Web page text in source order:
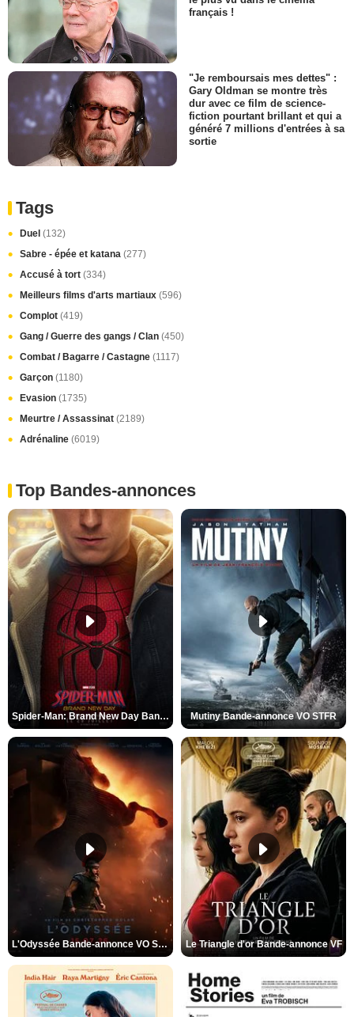
français !
"Je remboursais mes dettes" :
Gary Oldman se montre très
dur avec ce film de science-
fiction pourtant brillant et qui a
généré 7 millions d'entrées à sa
sortie
Tags
Duel (132)
Sabre - épée et katana (277)
Accusé à tort (334)
Meilleurs films d'arts martiaux (596)
Complot (419)
Gang / Guerre des gangs / Clan (450)
Combat / Bagarre / Castagne (1117)
Garçon (1180)
Evasion (1735)
Meurtre / Assassinat (2189)
Adrénaline (6019)
Top Bandes-annonces
Spider-Man: Brand New Day Bande-annonce VO STFR Mutiny Bande-annonce VO STFR
L'Odyssée Bande-annonce VO STFR Le Triangle d'or Bande-annonce VF